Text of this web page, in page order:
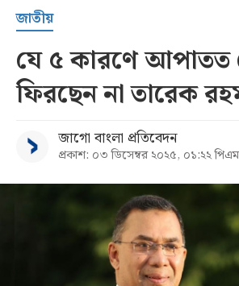
সর্বশেষ
বিভাগ
আর্কাইভ
জাতীয়
যে ৫ কারণে আপাতত
ফিরছেন না তারেক
জাগো বাংলা প্রতিবেদন
প্রকাশ: ০৩ ডিসেম্বর ২০২৫, ০১:২২ পিএম